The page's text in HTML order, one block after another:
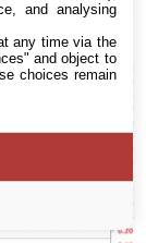
and analysing
any time via the
and object to
choices remain